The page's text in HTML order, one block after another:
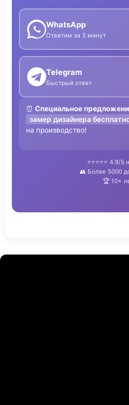
WhatsApp
Ответим за 5 минут
Telegram
Быстрый ответ
⏰ Специальное
замер дизайнера
на производство!
⭐⭐⭐⭐⭐ 4.9/
👥 Более 5000
🏆 10+